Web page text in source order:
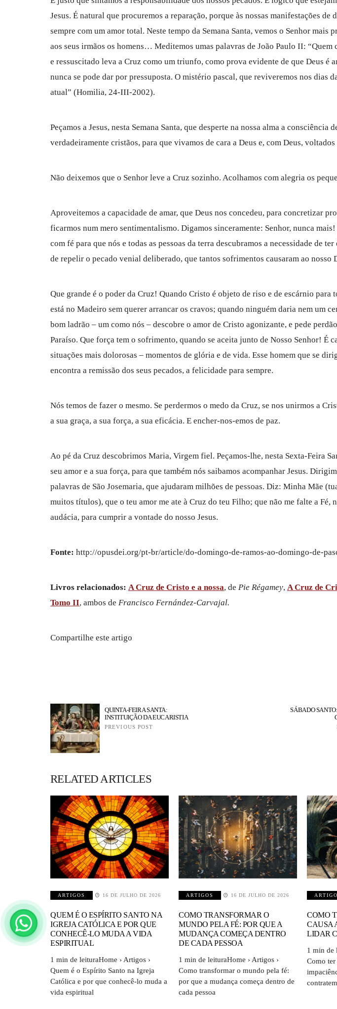
Jesus. É natural que procuremos a reparação, porque às nossas manifestações de
sempre com um amor total. Neste tempo da Semana Santa, vemos o Senhor mais
aos seus irmãos os homens… Meditemos umas palavras de João Paulo II: “Quem
e ressuscitado leva a Cruz como um triunfo, como prova evidente de que Deus é
nunca se pode dar por pressuposta. O mistério pascal, que reviveremos nos dias
atual” (Homilia, 24-III-2002).
Peçamos a Jesus, nesta Semana Santa, que desperte na nossa alma a consciência
verdadeiramente cristãos, para que vivamos de cara a Deus e, com Deus, voltados
Não deixemos que o Senhor leve a Cruz sozinho. Acolhamos com alegria os
Aproveitemos a capacidade de amar, que Deus nos concedeu, para concretizar
ficarmos num mero sentimentalismo. Digamos sinceramente: Senhor, nunca
com fé para que nós e todas as pessoas da terra descubramos a necessidade de
de repelir o pecado venial deliberado, que tantos sofrimentos causaram ao nosso
Que grande é o poder da Cruz! Quando Cristo é objeto de riso e de escárnio para
está no Madeiro sem querer arrancar os cravos; quando ninguém daria nem um
bom ladrão – um como nós – descobre o amor de Cristo agonizante, e pede
Paraíso. Que força tem o sofrimento, quando se aceita junto de Nosso Senhor! É
situações mais dolorosas – momentos de glória e de vida. Esse homem que se
encontra a remissão dos seus pecados, a felicidade para sempre.
Nós temos de fazer o mesmo. Se perdermos o medo da Cruz, se nos unirmos a
a sua graça, a sua força, a sua eficácia. E encher-nos-emos de paz.
Ao pé da Cruz descobrimos Maria, Virgem fiel. Peçamos-lhe, nesta Sexta-Feira
seu amor e a sua força, para que também nós saibamos acompanhar Jesus.
palavras de São Josemaria, que ajudaram milhões de pessoas. Diz: Minha Mãe
muitos títulos), que o teu amor me ate à Cruz do teu Filho; que não me falte a Fé,
audácia, para cumprir a vontade do nosso Jesus.
Fonte: http://opusdei.org/pt-br/article/do-domingo-de-ramos-ao-domingo-de-
Livros relacionados: A Cruz de Cristo e a nossa, de Pie Régamey, A Cruz de
Tomo II, ambos de Francisco Fernández-Carvajal.
Compartilhe este artigo
QUINTA-FEIRA SANTA:
INSTITUIÇÃO DA EUCARISTIA
PREVIOUS POST
SÁBADO
RELATED ARTICLES
ARTIGOS 16 DE JULHO DE 2026
QUEM É O ESPÍRITO SANTO NA
IGREJA CATÓLICA E POR QUE
CONHECÊ-LO MUDA A VIDA
ESPIRITUAL
1 min de leituraHome › Artigos ›
Quem é o Espírito Santo na Igreja
Católica e por que conhecê-lo muda a
vida espiritual
ARTIGOS 16 DE JULHO DE 2026
COMO TRANSFORMAR O
MUNDO PELA FÉ: POR QUE A
MUDANÇA COMEÇA DENTRO
DE CADA PESSOA
1 min de leituraHome › Artigos ›
Como transformar o mundo pela fé:
por que a mudança começa dentro de
cada pessoa
COMO
CAUSA
LIDAR
1 min de
Como ter